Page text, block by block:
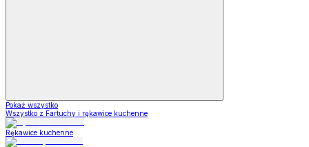
Pokaż wszystko
Wszystko z Fartuchy i rękawice kuchenne
Rękawice kuchenne